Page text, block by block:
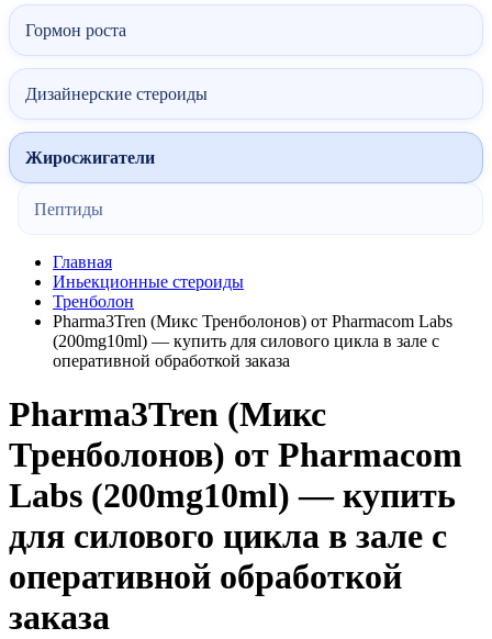
Гормон роста
Дизайнерские стероиды
Жиросжигатели
Пептиды
Главная
Иньекционные стероиды
Тренболон
Pharma3Tren (Микс Тренболонов) от Pharmacom Labs
(200mg10ml) — купить для силового цикла в зале с
оперативной обработкой заказа
Pharma3Tren (Микс
Тренболонов) от Pharmacom
Labs (200mg10ml) — купить
для силового цикла в зале с
оперативной обработкой
заказа